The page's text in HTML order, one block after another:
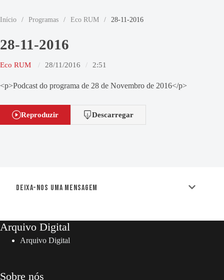
Início / Programas / Eco RUM / 28-11-2016
28-11-2016
Eco RUM 28/11/2016 2:51
<p>Podcast do programa de 28 de Novembro de 2016</p>
Reproduzir Descarregar
Deixa-nos uma mensagem
Arquivo Digital
Arquivo Digital
Sobre nós